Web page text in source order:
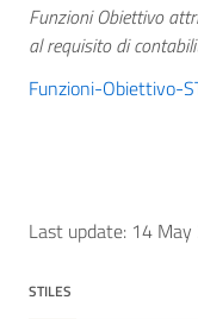
Funzioni Obiettivo
al requisito di
Funzioni-Obiettivo-
Last update: 14
STILES